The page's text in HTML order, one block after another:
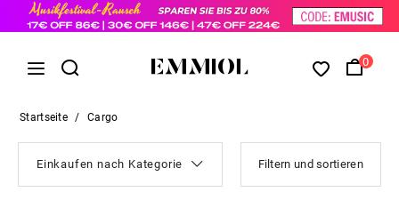
0
Startseite / Cargo
Einkaufen nach Kategorie Filtern und sortieren